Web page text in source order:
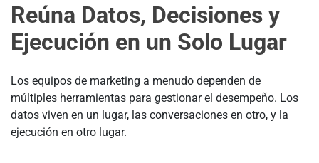
Reúna Datos, Decisiones y
Ejecución en un Solo Lugar
Los equipos de marketing a menudo dependen de
múltiples herramientas para gestionar el desempeño. Los
datos viven en un lugar, las conversaciones en otro, y la
ejecución en otro lugar.